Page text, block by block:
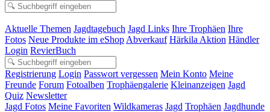
Aktuelle Themen Jagdtagebuch Jagd Links Ihre Trophäen Ihre
Fotos Neue Produkte im eShop Abverkauf Härkila Aktion Händler
Login RevierBuch
Registrierung Login Passwort vergessen Mein Konto Meine
Freunde Forum Fotoalben Trophäengalerie Kleinanzeigen Jagd
Quiz Newsletter
Jagd Fotos Meine Favoriten Wildkameras Jagd Trophäen Jagdhunde